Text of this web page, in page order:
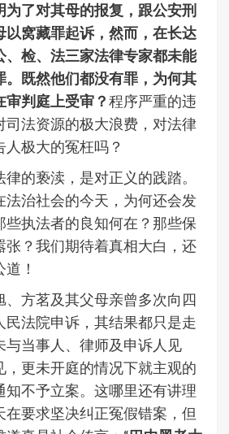
为了对其母的报复，跟公安刑
以窝藏罪起诉，然而，在长达
、检、法三家法律专家都未能
。既然他们都没有罪，为何其
判庭上受审？程序严重的违
司法资源的极大浪费，对法律
极大的冤枉吗？
的亵渎，是对正义的践踏。
法治社会的今天，为何还会发
些执法者的良知何在？那些保
张？我们期待着真相大白，还
！
、方茗及其父母亲曾多次向四
民法院申诉，其结果都只是走
与当事人、律师及申诉人见
，更未开庭的情况下就主观的
知不予立案。这哪里还有讲理
在要求坚决纠正冤假错案，但